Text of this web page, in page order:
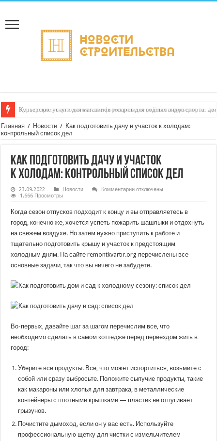
Как настроить автоматическое формирование рейтинга курьеров по
Главная / Новости / Как подготовить дачу и участок к холодам:
контрольный список дел
Как подготовить дачу и участок
к холодам: контрольный список дел
23.09.2022 Новости Комментариик
дачу
и участок
к холодам:
контрольный
дел
отключены
1,666 Просмотры
Когда сезон отпусков подходит к концу и вы отправляетесь в
город, конечно же, хочется успеть пожарить шашлыки и отдохнуть
на свежем воздухе. Но затем нужно приступить к работе и
тщательно подготовить крышу и участок к предстоящим
холодным дням. На сайте remontkvartir.org перечислены все
основные задачи, так что вы ничего не забудете.
Во-первых, давайте шаг за шагом перечислим все, что
необходимо сделать в самом коттедже перед переездом жить в
город:
Уберите все продукты. Все, что может испортиться, возьмите с
собой или сразу выбросьте. Положите сыпучие продукты, такие
как макароны или хлопья для завтрака, в металлические
контейнеры с плотными крышками — пластик не отпугивает
грызунов.
Почистите дымоход, если он у вас есть. Используйте
профессиональную щетку для чистки с измельчителем